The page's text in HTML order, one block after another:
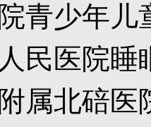
青少年儿
民医院
属北碚